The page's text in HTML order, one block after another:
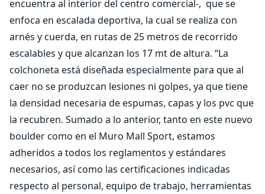
encuentra al interior del centro comercial-, que se
enfoca en escalada deportiva, la cual se realiza con
arnés y cuerda, en rutas de 25 metros de recorrido
escalables y que alcanzan los 17 mt de altura. “La
colchoneta está diseñada especialmente para que al
caer no se produzcan lesiones ni golpes, ya que tiene
la densidad necesaria de espumas, capas y los pvc que
la recubren. Sumado a lo anterior, tanto en este nuevo
boulder como en el Muro Mall Sport, estamos
adheridos a todos los reglamentos y estándares
necesarios, así como las certificaciones indicadas
respecto al personal, equipo de trabajo, herramientas